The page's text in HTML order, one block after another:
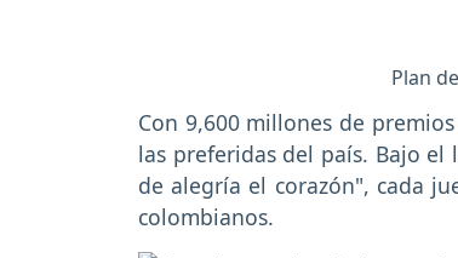
Plan
Con 9,600 millones de
las preferidas del país. Bajo el
de alegría el corazón", cada
colombianos.